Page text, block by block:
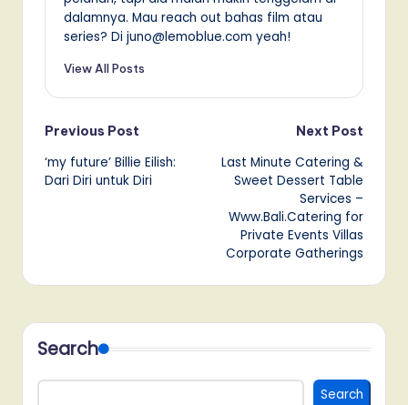
dalamnya. Mau reach out bahas film atau
series? Di juno@lemoblue.com yeah!
View All Posts
Post
navigation
Previous Post
‘my future’ Billie Eilish:
Dari Diri untuk Diri
Next Post
Last Minute Catering &
Sweet Dessert Table
Services –
Www.Bali.Catering for
Private Events Villas
Corporate Gatherings
Search
Search